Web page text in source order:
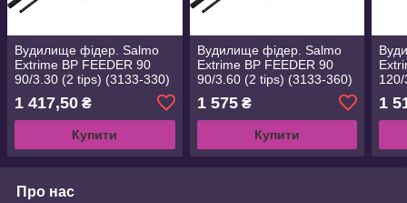
Вудилище фідер. Salmo
Extrime BP FEEDER 90
90/3.30 (2 tips) (3133-330)
1 417,50 ₴
Купити
Вудилище фідер. Salmo
Extrime BP FEEDER 90
90/3.60 (2 tips) (3133-360)
1 575₴
Купити
1
Про нас